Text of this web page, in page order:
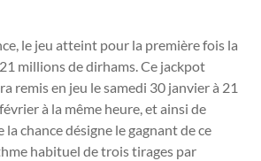
le jeu atteint pour la première fois la
millions de dirhams. Ce jackpot
remis en jeu le samedi 30 janvier à 21
à la même heure, et ainsi de
la chance désigne le gagnant de ce
habituel de trois tirages par